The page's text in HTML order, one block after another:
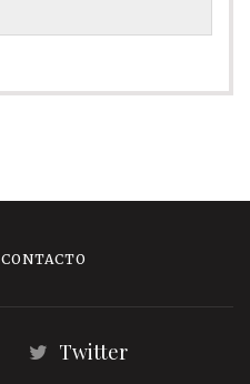
CONTACTO
Twitter